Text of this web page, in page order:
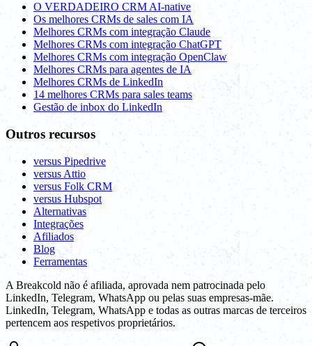
O VERDADEIRO CRM AI-native
Os melhores CRMs de sales com IA
Melhores CRMs com integração Claude
Melhores CRMs com integração ChatGPT
Melhores CRMs com integração OpenClaw
Melhores CRMs para agentes de IA
Melhores CRMs de LinkedIn
14 melhores CRMs para sales teams
Gestão de inbox do LinkedIn
Outros recursos
versus Pipedrive
versus Attio
versus Folk CRM
versus Hubspot
Alternativas
Integrações
Afiliados
Blog
Ferramentas
A Breakcold não é afiliada, aprovada nem patrocinada pelo
LinkedIn, Telegram, WhatsApp ou pelas suas empresas-mãe.
LinkedIn, Telegram, WhatsApp e todas as outras marcas de terceiros
pertencem aos respetivos proprietários.